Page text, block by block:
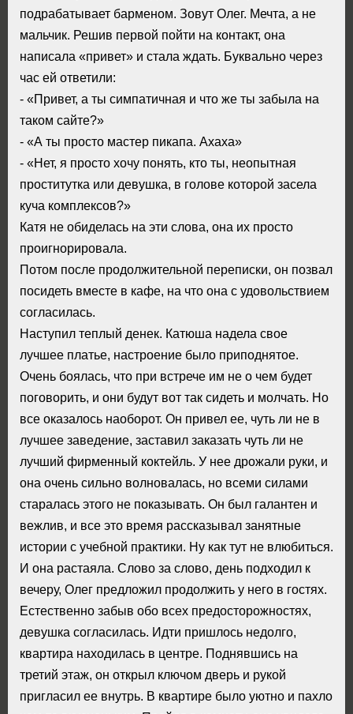
подрабатывает барменом. Зовут Олег. Мечта, а не
мальчик. Решив первой пойти на контакт, она
написала «привет» и стала ждать. Буквально через
час ей ответили:
- «Привет, а ты симпатичная и что же ты забыла на
таком сайте?»
- «А ты просто мастер пикапа. Ахаха»
- «Нет, я просто хочу понять, кто ты, неопытная
проститутка или девушка, в голове которой засела
куча комплексов?»
Катя не обиделась на эти слова, она их просто
проигнорировала.
Потом после продолжительной переписки, он позвал
посидеть вместе в кафе, на что она с удовольствием
согласилась.
Наступил теплый денек. Катюша надела свое
лучшее платье, настроение было приподнятое.
Очень боялась, что при встрече им не о чем будет
поговорить, и они будут вот так сидеть и молчать. Но
все оказалось наоборот. Он привел ее, чуть ли не в
лучшее заведение, заставил заказать чуть ли не
лучший фирменный коктейль. У нее дрожали руки, и
она очень сильно волновалась, но всеми силами
старалась этого не показывать. Он был галантен и
вежлив, и все это время рассказывал занятные
истории с учебной практики. Ну как тут не влюбиться.
И она растаяла. Слово за слово, день подходил к
вечеру, Олег предложил продолжить у него в гостях.
Естественно забыв обо всех предосторожностях,
девушка согласилась. Идти пришлось недолго,
квартира находилась в центре. Поднявшись на
третий этаж, он открыл ключом дверь и рукой
пригласил ее внутрь. В квартире было уютно и пахло